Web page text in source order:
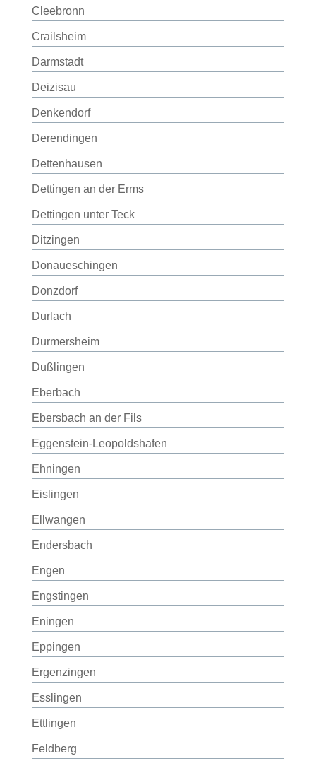
Cleebronn
Crailsheim
Darmstadt
Deizisau
Denkendorf
Derendingen
Dettenhausen
Dettingen an der Erms
Dettingen unter Teck
Ditzingen
Donaueschingen
Donzdorf
Durlach
Durmersheim
Dußlingen
Eberbach
Ebersbach an der Fils
Eggenstein-Leopoldshafen
Ehningen
Eislingen
Ellwangen
Endersbach
Engen
Engstingen
Eningen
Eppingen
Ergenzingen
Esslingen
Ettlingen
Feldberg